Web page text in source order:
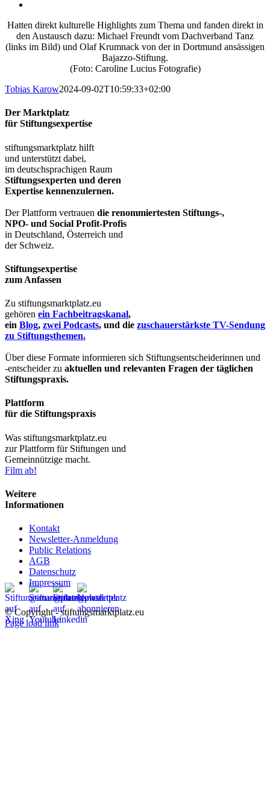
Hatten direkt kulturelle Highlights zum Thema und fanden direkt in
den Austausch dazu: Michael Freundt vom Dachverband Tanz
(links im Bild) und Olaf Krumnack von der in Dortmund ansässigen
Bajazzo-Stiftung.
(Foto: Caroline Lucius Fotografie)
Tobias Karow2024-09-02T10:59:33+02:00
Der Marktplatz
für Stiftungsexpertise
stiftungsmarktplatz hilft
und unterstützt dabei,
im deutschsprachigen Raum
Stiftungsexperten und deren
Expertise kennenzulernen.
Der Plattform vertrauen die renommiertesten Stiftungs-,
NPO- und Social Profit-Profis
in Deutschland, Österreich und
der Schweiz.
Stiftungsexpertise
zum Anfassen
Zu stiftungsmarktplatz.eu
gehören ein Fachbeitragskanal,
ein Blog, zwei Podcasts, und die zuschauerstärkste TV-Sendung
zu Stiftungsthemen.
Über diese Formate informieren sich Stiftungsentscheiderinnen und
-entscheider zu aktuellen und relevanten Fragen der täglichen
Stiftungspraxis.
Plattform
für die Stiftungspraxis
Was stiftungsmarktplatz.eu
zur Plattform für Stiftungen und
Gemeinnützige macht.
Film ab!
Weitere
Informationen
Kontakt
Newsletter-Anmeldung
Public Relations
AGB
Datenschutz
Impressum
© Copyright - stiftungsmarktplatz.eu
Page load link